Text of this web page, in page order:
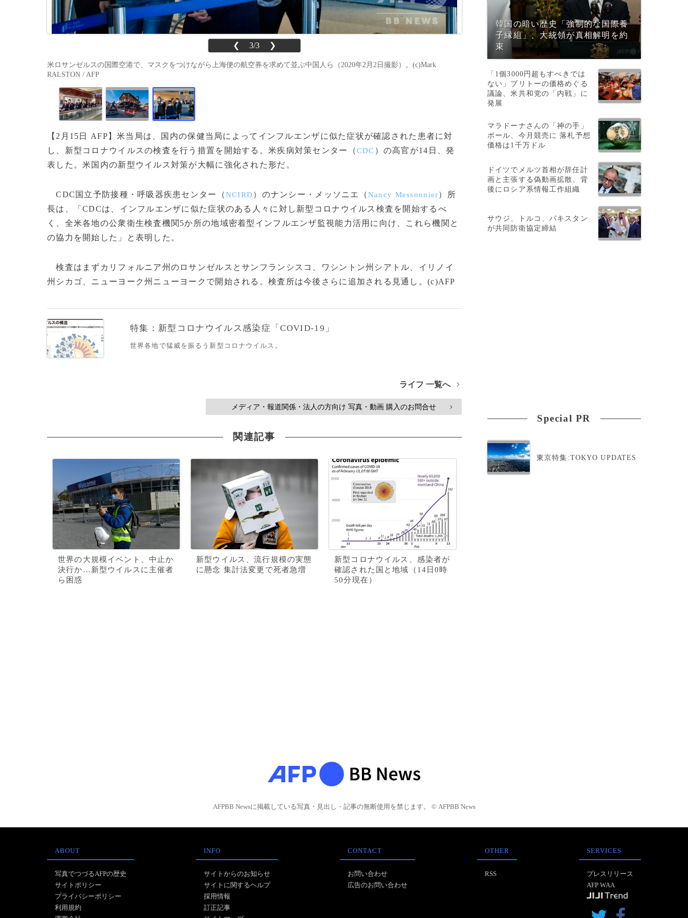
❮ 3/3 ❯
米ロサンゼルスの国際空港で、マスクをつけながら上海便の航空券を求めて並ぶ中国人ら（2020年2月2日撮影）。(c)Mark
RALSTON / AFP
【2月15日 AFP】米当局は、国内の保健当局によってインフルエンザに似た症状が確認された患者に対
し、新型コロナウイルスの検査を行う措置を開始する。米疾病対策センター（CDC ）の高官が14日、発
表した。米国内の新型ウイルス対策が大幅に強化された形だ。
CDC国立予防接種・呼吸器疾患センター（NCIRD）のナンシー・メッソニエ（Nancy Messonnier）所
長は、「CDCは、インフルエンザに似た症状のある人々に対し新型コロナウイルス検査を開始するべ
く、全米各地の公衆衛生検査機関5か所の地域密着型インフルエンザ監視能力活用に向け、これら機関と
の協力を開始した」と表明した。
検査はまずカリフォルニア州のロサンゼルスとサンフランシスコ、ワシントン州シアトル、イリノイ
州シカゴ、ニューヨーク州ニューヨークで開始される。検査所は今後さらに追加される見通し。(c)AFP
特集：新型コロナウイルス感染症「COVID-19」
世界各地で猛威を振るう新型コロナウイルス。
ライフ 一覧へ >
メディア・報道関係・法人の方向け 写真・動画 購入のお問合せ >
関連記事
世界の大規模イベント、中止か
決行か…新型ウイルスに主催者
ら困惑
新型ウイルス、流行規模の実態
に懸念 集計法変更で死者急増
新型コロナウイルス、感染者が
確認された国と地域（14日0時
50分現在）
韓国の暗い歴史「強制的な国際養
子縁組」、大統領が真相解明を約
束
「1個3000円超もすべきでは
ない」ブリトーの価格めぐる
議論、米共和党の「内戦」に
発展
マラドーナさんの「神の手」
ボール、今月競売に 落札予想
価格は1千万ドル
ドイツでメルツ首相が辞任計
画と主張する偽動画拡散、背
後にロシア系情報工作組織
サウジ、トルコ、パキスタン
が共同防衛協定締結
Special PR
東京特集:TOKYO UPDATES
AFPBB Newsに掲載している写真・見出し・記事の無断使用を禁じます。 © AFPBB News
ABOUT
写真でつづるAFPの歴史
サイトポリシー
プライバシーポリシー
利用規約
INFO
サイトからのお知らせ
サイトに関するヘルプ
採用情報
訂正記事
CONTACT
お問い合わせ
広告のお問い合わせ
OTHER
RSS
SERVICES
プレスリリース
AFP WAA